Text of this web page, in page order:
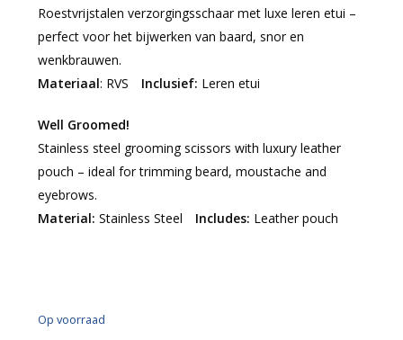
Roestvrijstalen verzorgingsschaar met luxe leren etui –
perfect voor het bijwerken van baard, snor en
wenkbrauwen.
Materiaal: RVS Inclusief: Leren etui
Well Groomed!
Stainless steel grooming scissors with luxury leather
pouch – ideal for trimming beard, moustache and
eyebrows.
Material: Stainless Steel Includes: Leather pouch
Op voorraad